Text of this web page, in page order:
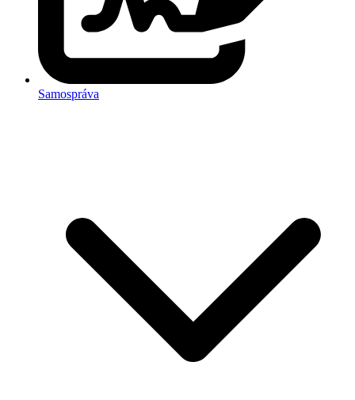
Samospráva